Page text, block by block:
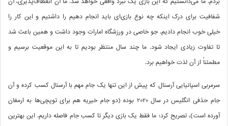
شفافیت برای درک اینکه چه نوع بازی‌ای باید انجام دهیم را داشتیم و این کار را
خیلی خوب انجام دادیم. جو خاصی در ورزشگاه امارات وجود داشت و همین باعث شد
تا تفاوت زیادی ایجاد شود. ما چند سال منتظر بودیم تا به این موقعیت برسیم و
مطمئناً از آن لذت خواهیم برد.
سرمربی اسپانیایی آرسنال که پیش از این تنها یک جام مهم با آرسنال کسب کرده و آن
جام حذفی انگلیس در سال 2020 بوده (دو جام خیریه هم برای توپچی‌ها به ارمغان
آورده است)، تصریح کرد: ما فقط یک بازی دیگر تا کسب جام فاصله داریم. این بهترین